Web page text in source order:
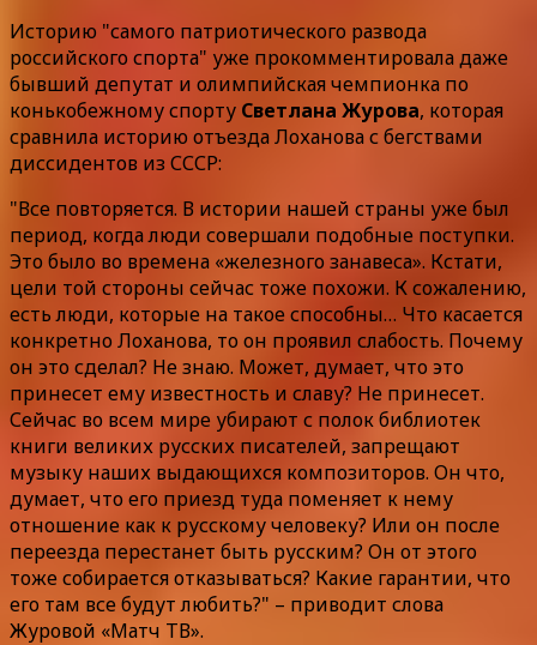
Историю "самого патриотического развода
российского спорта" уже прокомментировала даже
бывший депутат и олимпийская чемпионка по
конькобежному спорту Светлана Журова, которая
сравнила историю отъезда Лоханова с бегствами
диссидентов из СССР:
"Все повторяется. В истории нашей страны уже был
период, когда люди совершали подобные поступки.
Это было во времена «железного занавеса». Кстати,
цели той стороны сейчас тоже похожи. К сожалению,
есть люди, которые на такое способны… Что касается
конкретно Лоханова, то он проявил слабость. Почему
он это сделал? Не знаю. Может, думает, что это
принесет ему известность и славу? Не принесет.
Сейчас во всем мире убирают с полок библиотек
книги великих русских писателей, запрещают
музыку наших выдающихся композиторов. Он что,
думает, что его приезд туда поменяет к нему
отношение как к русскому человеку? Или он после
переезда перестанет быть русским? Он от этого
тоже собирается отказываться? Какие гарантии, что
его там все будут любить?" – приводит слова
Журовой «Матч ТВ».